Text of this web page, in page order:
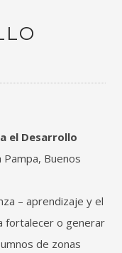
el Desarrollo
Buenos
– aprendizaje y el
fortalecer o generar
de zonas